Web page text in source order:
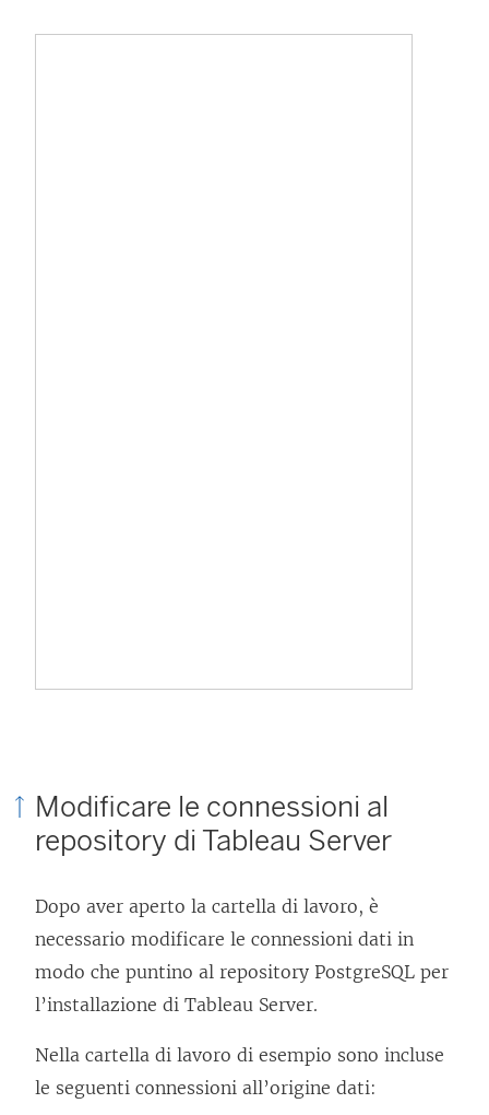
Modificare le connessioni al
repository di Tableau Server
Dopo aver aperto la cartella di lavoro, è
necessario modificare le connessioni dati in
modo che puntino al repository PostgreSQL per
l’installazione di Tableau Server.
Nella cartella di lavoro di esempio sono incluse
le seguenti connessioni all’origine dati: